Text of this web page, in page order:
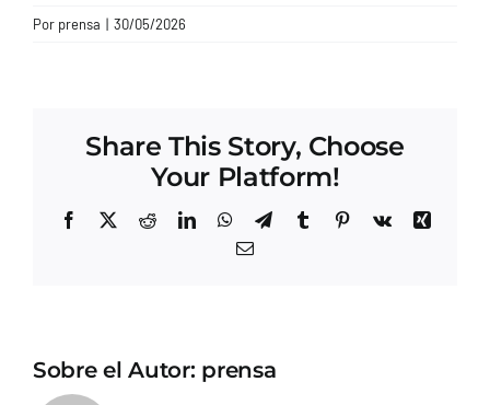
Por prensa | 30/05/2026
Share This Story, Choose
Your Platform!
Facebook
X RedditLinkedInWhatsApp
TelegramTumblrPinterest
Vk
Xing
Correo
Sobre el Autor: prensa